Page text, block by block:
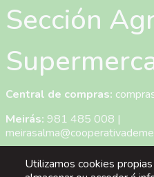
Sección
Central de compras:
Meirás: 981 485 008 |
San Mateo:
981 333 140
|
Utilizamos cookies